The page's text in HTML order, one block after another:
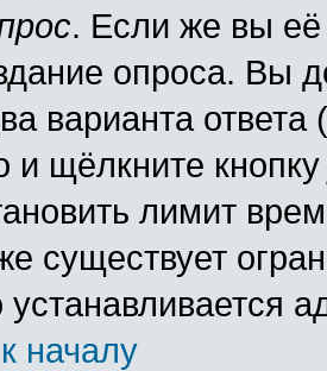
. Если же вы её
опроса. Вы
варианта ответа
и щёлкните
лимит
существует
устанавливается
началу